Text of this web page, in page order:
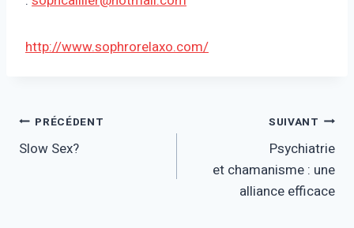
http://www.sophrorelaxo.com/
Navigation
PRÉCÉDENT
Slow Sex?
SUIVANT
Psychiatrie
et chamanisme : une
alliance efficace